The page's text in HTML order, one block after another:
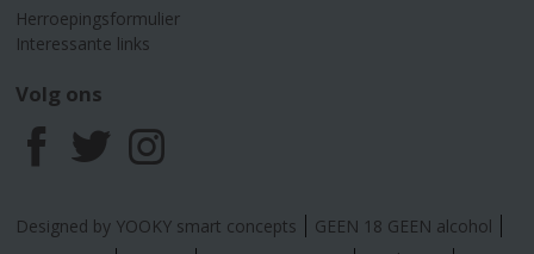
Herroepingsformulier
Interessante links
Volg ons
F
a
T
w
I
n
Designed by YOOKY smart concepts
GEEN 18 GEEN alcohol